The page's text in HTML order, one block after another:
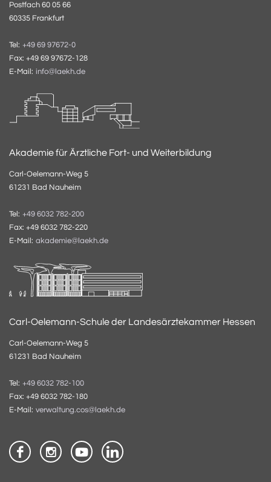
Postfach 60 05 66
60335 Frankfurt
Tel: +49 69 97672-0
Fax: +49 69 97672-128
E-Mail: info@laekh.de
Akademie für Ärztliche Fort- und Weiterbildung
Carl-Oelemann-Weg 5
61231 Bad Nauheim
Tel: +49 6032 782-200
Fax: +49 6032 782-220
E-Mail: akademie@laekh.de
Carl-Oelemann-Schule der Landesärztekammer Hessen
Carl-Oelemann-Weg 5
61231 Bad Nauheim
Tel: +49 6032 782-100
Fax: +49 6032 782-180
E-Mail: verwaltung.cos@laekh.de